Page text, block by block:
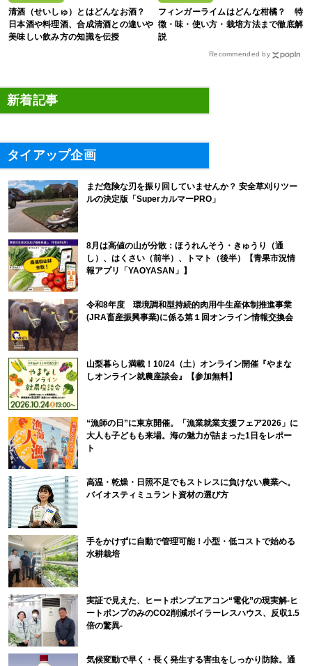
清酒（せいしゅ）とはどんなお酒？
日本酒や料理酒、合成清酒との違いや
美味しい飲み方の知識を伝授
フィンガーライムはどんな柑橘？ 特
徴・味・使い方・栽培方法まで徹底解
説
Recommended by
新着記事
タイアップ企画
まだ危険な刃を振り回していませんか？ 安全草刈りツー
ルの決定版「SuperカルマーPRO」
8月は高値の山が分散：ほうれんそう・きゅうり（通
し）、はくさい（前半）、トマト（後半）【青果市況情
報アプリ「YAOYASAN」】
令和8年度 環境調和型持続的肉用牛生産体制推進事業
(JRA畜産振興事業)に係る第１回オンライン情報交換会
山梨暮らし満載！10/24（土）オンライン開催『やまな
しオンライン就農座談会』【参加無料】
“漁師の日”に東京開催。「漁業就業支援フェア2026」に
大人も子どもも来場。海の魅力が詰まった1日をレポー
ト
高温・乾燥・日照不足でもストレスに負けない農業へ。
バイオスティミュラント資材の選び方
手をかけずに自動で管理可能！小型・低コストで始める
水耕栽培
実証で見えた、ヒートポンプエアコン“電化”の現実解-ヒ
ートポンプのみのCO2削減ボイラーレスハウス、反収1.5
倍の驚異-
気候変動で早く・長く発生する害虫をしっかり防除。通